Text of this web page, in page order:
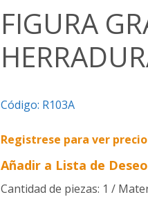
FIGURA
Código: R103A
Registrese para ver
Añadir a Lista de
Cantidad de piezas: 1 /